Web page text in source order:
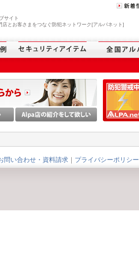
サイト
店とお客さまをつなぐ防犯ネットワーク[アルパネット]
問い合わせ・資料請求 ｜ プライバシーポリシー